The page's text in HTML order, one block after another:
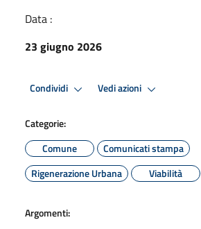
Data :
23 giugno 2026
Condividi Vedi azioni
Categorie:
Comune
Comunicati stampa
Rigenerazione Urbana
Viabilità
Argomenti: